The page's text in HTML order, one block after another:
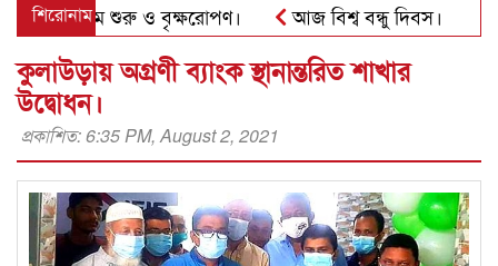
শিরোনাম
কার্যক্রম শুরু ও বৃক্ষরোপণ। আজ বিশ্ব বন্ধু দিবস।
ব্যবহার করে প্রতারণার চেষ্টা।
কুলাউড়ায় অগ্রণী ব্যাংক স্থানান্তরিত শাখার
উদ্বোধন।
প্রকাশিত: 6:35 PM, August 2, 2021